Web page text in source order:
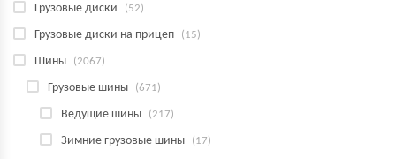
Грузовые диски (52)
Грузовые диски на прицеп (15)
Шины (2067)
Грузовые шины (671)
Ведущие шины (217)
Зимние грузовые шины (17)